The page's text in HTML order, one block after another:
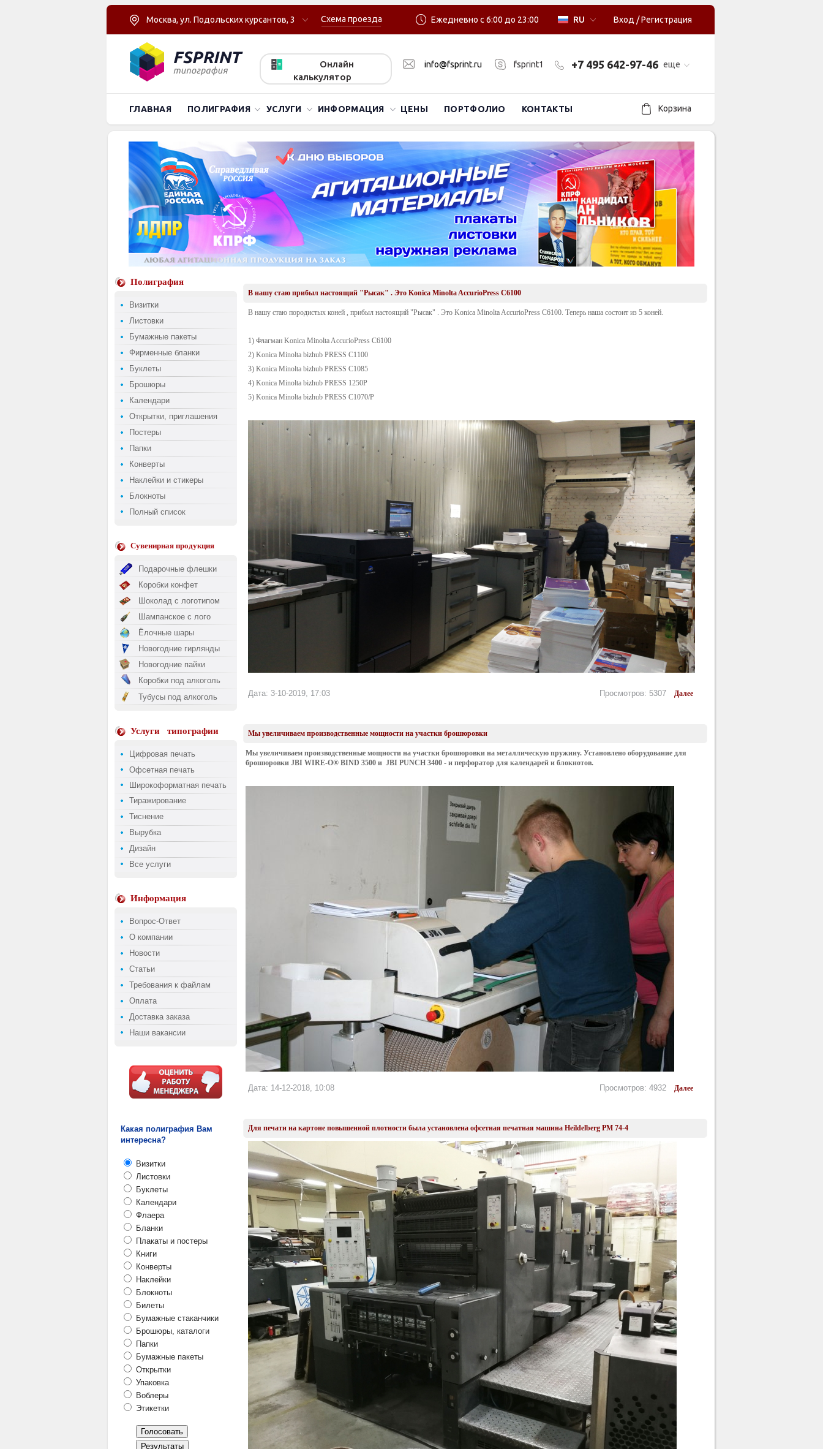
Москва, ул. Подольских курсантов, 3 Схема проезда Вход /Регистрация
RU
Ежедневно с 6:00 до 23:00
Онлайн
калькулятор
info@fsprint.ru fsprint1 еще
+7 495 642-97-46
ГЛАВНАЯ ПОЛИГРАФИЯ УСЛУГИ ИНФОРМАЦИЯ ЦЕНЫ ПОРТФОЛИО КОНТАКТЫ Корзина
Полиграфия
Визитки
Листовки
Бумажные пакеты
Фирменные бланки
Буклеты
Брошюры
Календари
Открытки, приглашения
Постеры
Папки
Конверты
Наклейки и стикеры
Блокноты
Полный список
Сувенирная продукция
Подарочные флешки
Коробки конфет
Шоколад с логотипом
Шампанское с лого
Ёлочные шары
Новогодние гирлянды
Новогодние пайки
Коробки под алкоголь
Тубусы под алкоголь
Услуги типографии
Цифровая печать
Офсетная печать
Широкоформатная печать
Тиражирование
Тиснение
Вырубка
Дизайн
Все услуги
Информация
Вопрос-Ответ
О компании
Новости
Статьи
Требования к файлам
Оплата
Доставка заказа
Наши вакансии
Какая полиграфия Вам
интересна?
Визитки
Листовки
Буклеты
Календари
Флаера
Бланки
Плакаты и постеры
Книги
Конверты
Наклейки
Блокноты
Билеты
Бумажные стаканчики
Брошюры, каталоги
Папки
Бумажные пакеты
Открытки
Упаковка
Воблеры
Этикетки
В нашу стаю прибыл настоящий "Рысак" . Это Konica Minolta AccurioPress C6100
В нашу стаю породистых коней , прибыл настоящий "Рысак" . Это Konica Minolta AccurioPress C6100. Теперь наша состоит из 5 коней.
1) Флагман Konica Minolta AccurioPress C6100
2) Konica Minolta bizhub PRESS C1100
3) Konica Minolta bizhub PRESS C1085
4) Konica Minolta bizhub PRESS 1250P
5) Konica Minolta bizhub PRESS C1070/P
Дата: 3-10-2019, 17:03 Просмотров: 5307 Далее
Мы увеличиваем производственные мощности на участки брошюровки
Мы увеличиваем производственные мощности на участки брошюровки на металлическую пружину. Установлено оборудование для
брошюровки JBI WIRE-O® BIND 3500 и JBI PUNCH 3400 - и перфоратор для календарей и блокнотов.
Дата: 14-12-2018, 10:08 Просмотров: 4932 Далее
Для печати на картоне повышенной плотности была установлена офсетная печатная машина Heildelberg PM 74-4